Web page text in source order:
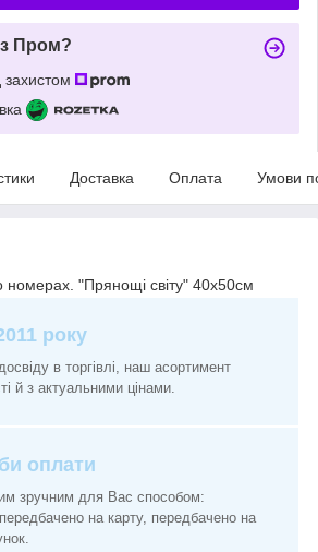
Пром?
Доставка Оплата Умови
номерах. "Прянощі світу" 40х50см
року
в торгівлі, наш асортимент
й з актуальними цінами.
оплати
зручним для Вас способом:
на карту, передбачено на